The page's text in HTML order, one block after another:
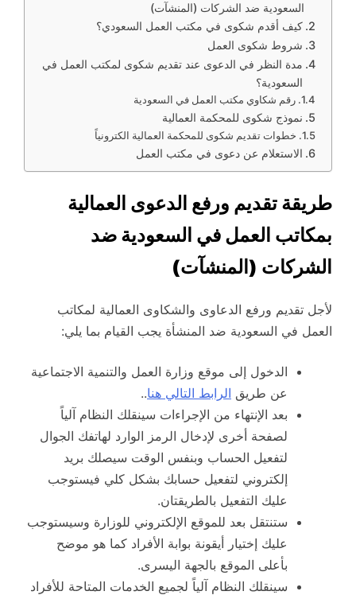
السعودية ضد الشركات (المنشآت)
كيف أقدم شكوى في مكتب العمل السعودي؟
شروط شكوى العمل
مدة النظر في الدعوى عند تقديم شكوى لمكتب العمل في
السعودية؟
رقم شكاوي مكتب العمل في السعودية
نموذج شكوى للمحكمة العمالية
خطوات تقديم شكوى للمحكمة العمالية الكترونياً
الاستعلام عن دعوى في مكتب العمل
طريقة تقديم ورفع الدعوى العمالية
بمكاتب العمل في السعودية ضد
الشركات (المنشآت)
لأجل تقديم ورفع الدعاوى والشكاوى العمالية لمكاتب
العمل في السعودية ضد المنشأة يجب القيام بما يلي:
الدخول إلى موقع وزارة العمل والتنمية الاجتماعية
عن طريق الرابط التالي هنا..
بعد الإنتهاء من الإجراءات سينقلك النظام آلياً
لصفحة أخرى لإدخال الرمز الوارد لهاتفك الجوال
لتفعيل الحساب وبنفس الوقت سيصلك بريد
إلكتروني لتفعيل حسابك بشكل كلي فيستوجب
عليك التفعيل بالطريقتان.
ستنتقل بعد للموقع الإلكتروني للوزارة وسيستوجب
عليك إختيار أيقونة بوابة الأفراد كما هو موضح
بأعلى الموقع بالجهة اليسرى.
سينقلك النظام آلياً لجميع الخدمات المتاحة للأفراد